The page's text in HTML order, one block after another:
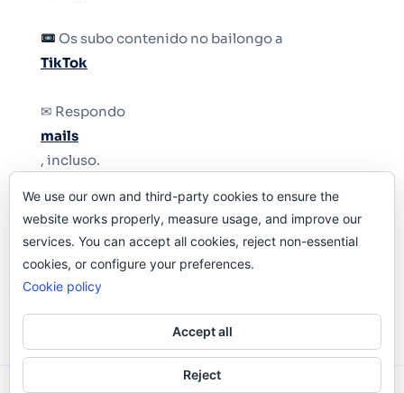
Os subo contenido no bailongo a
TikTok
✉ Respondo
mails
, incluso.
Y si una persona no puede tener teléfono, que
le quiten el teléfono.
We use our own and third-party cookies to ensure the
website works properly, measure usage, and improve our
services. You can accept all cookies, reject non-essential
cookies, or configure your preferences.
Cookie policy
Accept all
Reject